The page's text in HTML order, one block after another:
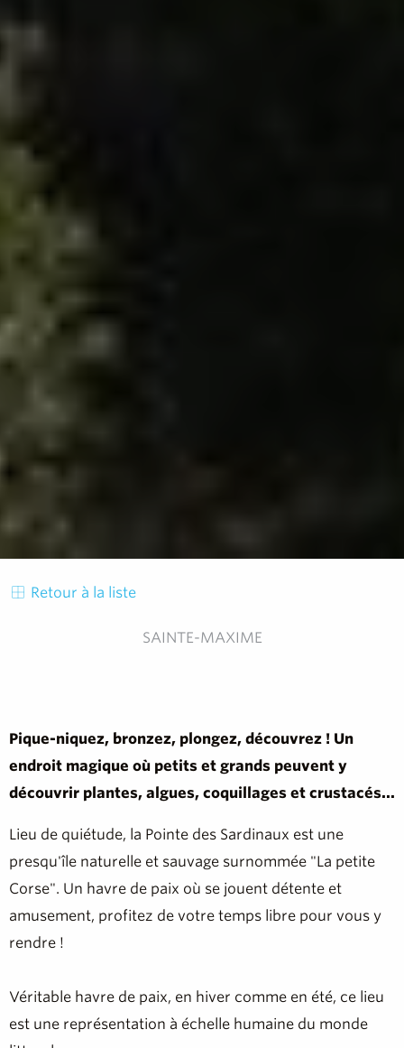
Retour à la liste
SAINTE-MAXIME
Pique-niquez, bronzez, plongez, découvrez ! Un
endroit magique où petits et grands peuvent y
découvrir plantes, algues, coquillages et crustacés...
Lieu de quiétude, la Pointe des Sardinaux est une
presqu'île naturelle et sauvage surnommée "La petite
Corse". Un havre de paix où se jouent détente et
amusement, profitez de votre temps libre pour vous y
rendre !
Véritable havre de paix, en hiver comme en été, ce lieu
est une représentation à échelle humaine du monde